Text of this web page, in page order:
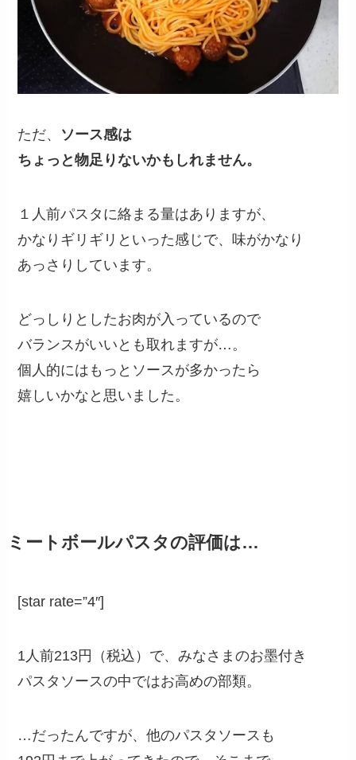
ただ、 ソース感は
ちょっと物足りないかもしれません。
１人前パスタに絡まる量はありますが、
かなりギリギリと いった感じで、味がかなり
あっさりしています。
どっしりとしたお肉が入っているので
バランスがいいとも取れますが…。
個人的にはもっとソースが多かったら
嬉しいかなと思いました。
ミートボールパスタの評価は…
[star rate=”4″]
1人前213円（税込）で、みなさまのお墨付き
パスタソースの中ではお高めの部類。
…だったんですが、他のパスタソースも